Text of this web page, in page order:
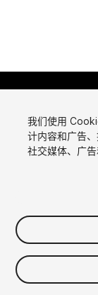
简体中文
한국어
我们使用
计内容和广告
社交媒体、广